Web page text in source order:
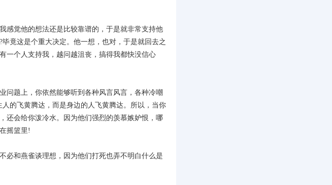
感觉他的想法还是比较靠谱的，于是就非常支持他
竟这是个重大决定。他一想，也对，于是就回去之
一个人支持我，越问越沮丧，搞得我都快没信心
问题上，你依然能够听到各种风言风言，各种冷嘲
的飞黄腾达，而是身边的人飞黄腾达。所以，当你
还会给你泼冷水。因为他们强烈的羡慕嫉妒恨，哪
摇篮里!
必和燕雀谈理想，因为他们打死也弄不明白什么是